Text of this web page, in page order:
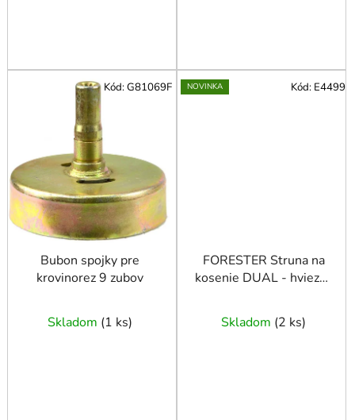
Bubon spojky pre
krovinorez 9 zubov
Skladom (1 ks)
Kód:G81069F NOVINKA
FORESTER Struna na
kosenie DUAL - hviezda
Skladom (2 ks)
Kód: E4499